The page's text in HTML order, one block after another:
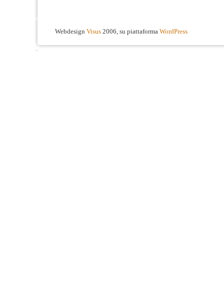
Webdesign Visus 2006, su piattaforma WordPress